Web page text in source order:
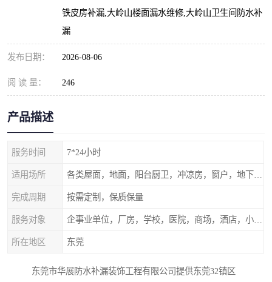
铁皮房补漏,大岭山楼面漏水维修,大岭山卫生间防水补
漏
发布日期： 2026-08-06
阅 读 量： 246
产品描述
服务时间 7*24小时
适用场所
完成周期 按需定制，保质保量
服务对象
所在地区 东莞
东莞市华展防水补漏装饰工程有限公司提供东莞32镇区